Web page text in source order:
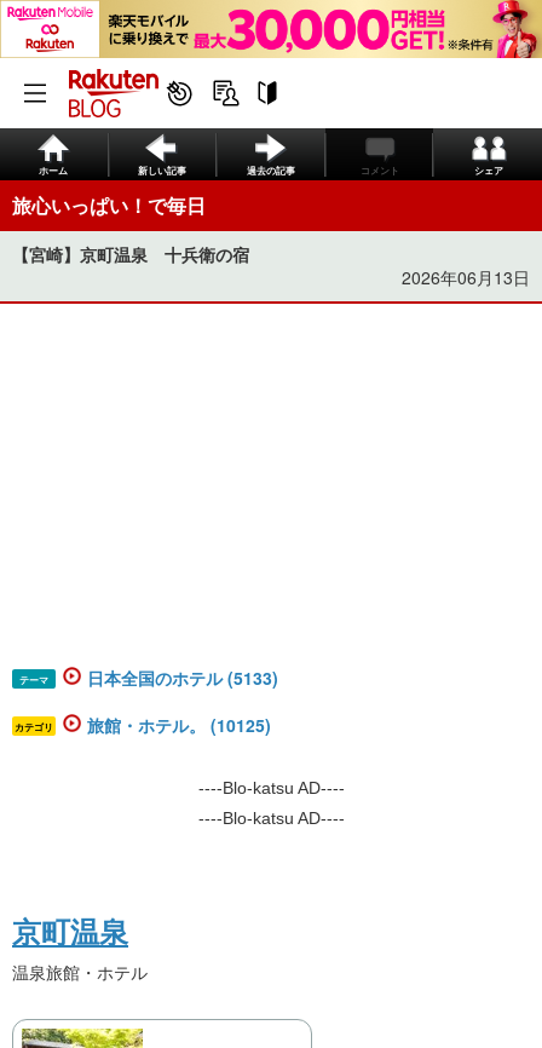
ホーム 新しい記事 過去の記事 コメント シェア
旅心いっぱい！で毎日
【宮崎】京町温泉 十兵衛の宿
2026年06月13日
テーマ 日本全国のホテル (5133)
カテゴリ 旅館・ホテル。 (10125)
----Blo-katsu AD----
----Blo-katsu AD----
京町温泉
温泉旅館・ホテル